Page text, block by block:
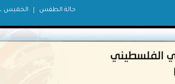
الخميس ، 06 آب ، 2026 حالة الطقس